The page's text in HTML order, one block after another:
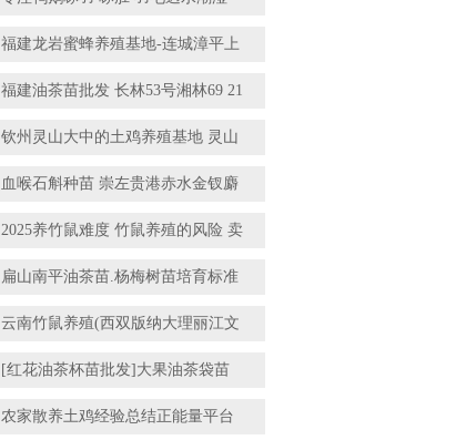
福建龙岩蜜蜂养殖基地-连城漳平上
福建油茶苗批发 长林53号湘林69 21
钦州灵山大中的土鸡养殖基地 灵山
血喉石斛种苗 崇左贵港赤水金钗麝
2025养竹鼠难度 竹鼠养殖的风险 卖
扁山南平油茶苗.杨梅树苗培育标准
云南竹鼠养殖(西双版纳大理丽江文
[红花油茶杯苗批发]大果油茶袋苗
农家散养土鸡经验总结正能量平台